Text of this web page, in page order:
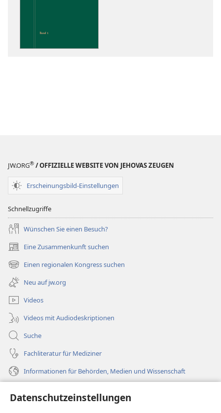
Datenschutzeinstellungen
JW.ORG® / OFFIZIELLE WEBSITE VON JEHOVAS ZEUGEN
Erscheinungsbild-Einstellungen
Schnellzugriffe
Wünschen Sie einen Besuch?
Eine Zusammenkunft suchen
(öffnet
neues
Fenster)
Einen regionalen Kongress suchen
(öffnet
neues
Fenster)
Neu auf jw.org
Videos
Videos mit Audiodeskriptionen
Suche
Fachliteratur für Mediziner
Informationen für Behörden, Medien und Wissenschaft